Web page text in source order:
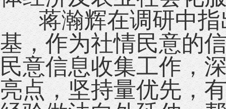
蒋瀚辉在调研中指
基，作为社情民意的
民意信息收集工作，
亮点，坚持量优先，